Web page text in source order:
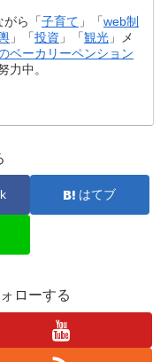
がら「子育て 」「web制
」「投資 」「観光 」メ
ベーカリーペンション
力中。
はてブ
ローする